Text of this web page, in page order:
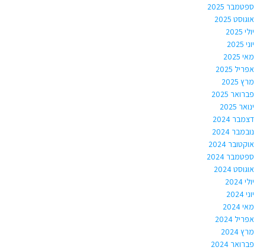
ספטמבר 2025
אוגוסט 2025
יולי 2025
יוני 2025
מאי 2025
אפריל 2025
מרץ 2025
פברואר 2025
ינואר 2025
דצמבר 2024
נובמבר 2024
אוקטובר 2024
ספטמבר 2024
אוגוסט 2024
יולי 2024
יוני 2024
מאי 2024
אפריל 2024
מרץ 2024
פברואר 2024